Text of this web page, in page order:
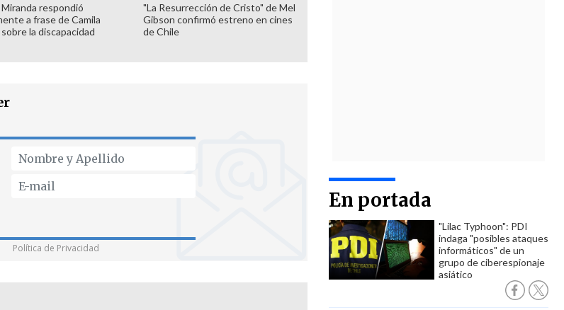
En portada
"Lilac Typhoon": PDI
indaga "posibles ataques
informáticos" de un
grupo de ciberespionaje
asiático
respondió
a frase de Camila
la discapacidad
"La Resurrección de Cristo" de Mel
Gibson confirmó estreno en cines
de Chile
Política de Privacidad